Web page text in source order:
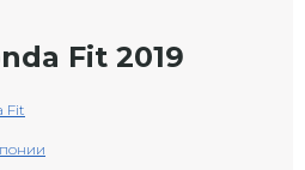
Fit 2019
Fit